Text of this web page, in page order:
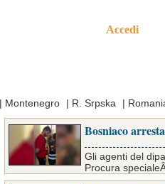
Accedi
| Montenegro | R. Srpska |
Bosniaco
Gli agenti del
Procura